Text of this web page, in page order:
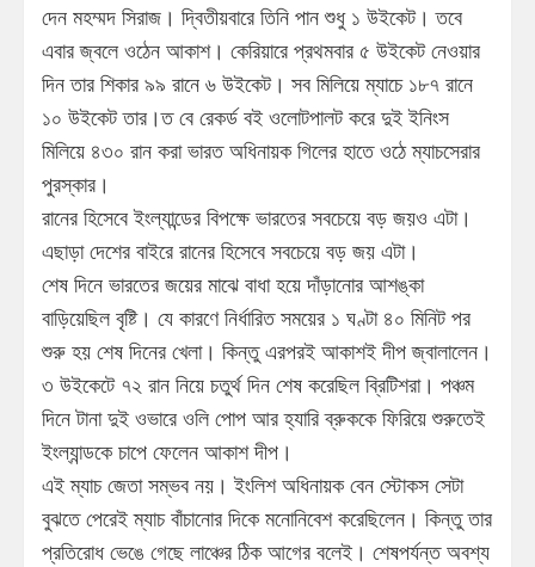
দেন মহম্মদ সিরাজ। দ্বিতীয়বারে তিনি পান শুধু ১ উইকেট। তবে
এবার জ্বলে ওঠেন আকাশ। কেরিয়ারে প্রথমবার ৫ উইকেট নেওয়ার
দিন তার শিকার ৯৯ রানে ৬ উইকেট। সব মিলিয়ে ম্যাচে ১৮৭ রানে
১০ উইকেট তার।ত বে রেকর্ড বই ওলোটপালট করে দুই ইনিংস
মিলিয়ে ৪৩০ রান করা ভারত অধিনায়ক গিলের হাতে ওঠে ম্যাচসেরার
পুরস্কার।
রানের হিসেবে ইংল্যান্ডের বিপক্ষে ভারতের সবচেয়ে বড় জয়ও এটা।
এছাড়া দেশের বাইরে রানের হিসেবে সবচেয়ে বড় জয় এটা।
শেষ দিনে ভারতের জয়ের মাঝে বাধা হয়ে দাঁড়ানোর আশঙ্কা
বাড়িয়েছিল বৃষ্টি। যে কারণে নির্ধারিত সময়ের ১ ঘণ্টা ৪০ মিনিট পর
শুরু হয় শেষ দিনের খেলা। কিন্তু এরপরই আকাশই দীপ জ্বালালেন।
৩ উইকেটে ৭২ রান নিয়ে চতুর্থ দিন শেষ করেছিল ব্রিটিশরা। পঞ্চম
দিনে টানা দুই ওভারে ওলি পোপ আর হ্যারি ব্রুককে ফিরিয়ে শুরুতেই
ইংল্যান্ডকে চাপে ফেলেন আকাশ দীপ।
এই ম্যাচ জেতা সম্ভব নয়। ইংলিশ অধিনায়ক বেন স্টোকস সেটা
বুঝতে পেরেই ম্যাচ বাঁচানোর দিকে মনোনিবেশ করেছিলেন। কিন্তু তার
প্রতিরোধ ভেঙে গেছে লাঞ্চের ঠিক আগের বলেই। শেষপর্যন্ত অবশ্য